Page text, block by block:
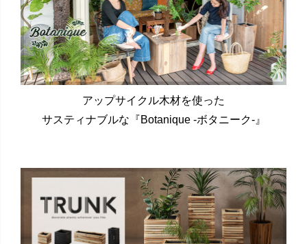
アップサイクル木材を使った
サスティナブルな『Botanique -ボタニーク-』